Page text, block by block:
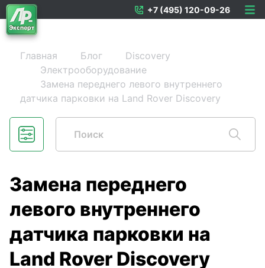
+7 (495) 120-09-26
Главная Блог
Discovery
Электрооборудование
Замена переднего левого внутреннего
датчика парковки на Land Rover Discovery